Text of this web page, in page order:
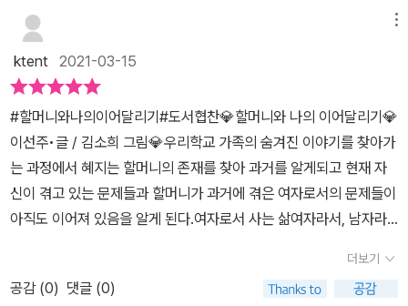
령에 툴툴대던 혜지는 결정적 단서를 발견하게 됩니다.유산 상속 전
문 변호사 사무실이 적힌 우편물 봉투! 하지만 할머니의 존재조차 몰
랐던 혜지는할머니 이름조차 모르니 변호사 사무실에 연락할 방법이
없어 막막하기만 한데요. 그래서 최선을 다해 있는 사실 그대로를 적
어 법률 사무실 대표 메일 주소로 메일을 보냅니다. 사실 저라도 이
상황이면메일을 보낸대도 무슨 내용을 어떻게 적어 보낼지정말 막막
했을 것 같더라고요.혜지의 메일을 보면서 와~ 어른이 봐도 감탄이
나올 정도로현재 자신이 처한 상황을 정말 잘 정리해 놓았더라고요.
이렇게 고군분투를 하느라저녁도 안 먹고 잠드는 바람에다음날 아침
하나의 사건이 시작됩니다.요즘은 초등학생 때부터 화장을 한다더니
혜지네 학교도 그런 모양입니다.눈썹을 그리지 않고 등교한 혜지를
으로 할머니에 대한 궁금증을 해결해 보려 하네요.​추리소설에 매력은
하나 둘 추리하며 알아가는 즐거움인데요.마치 추리소설처럼 할머니
에 대한 미스테리 풀어보려는 혜지를 따라가봅니다.가족에 비밀, 할
다고 했는지, 혜지는 용감하게 알아보게 된답니다. 할머니에 대한 일
을 적극적으로 알아보려는 혜지에 대해 궁금한 점들이 생겨나네요.할
머니에 대한 궁금증과 혜지에 학교생활이 번갈아 등장하는데, 혜지에
학교생활은 이해가지 않는 부분이 있죠.적극적인 혜지에 모습과는 다
르게준호의 말에 아무말도 못했던 혜지를 보면서 혜지에 내면도 무척
혜지만에 문제점을 마주하는 과정을 만나보면서우리 아이들에 숨겨
ktent 2021-03-15
#할머니와나의이어달리기#도서협찬💎할머니와 나의 이어달리기💎
이선주•글 / 김소희 그림💎우리학교 가족의 숨겨진 이야기를 찾아가
는 과정에서 혜지는 할머니의 존재를 찾아 과거를 알게되고 현재 자
신이 겪고 있는 문제들과 할머니가 과거에 겪은 여자로서의 문제들이
아직도 이어져 있음을 알게 된다.여자로서 사는 삶여자라서, 남자라
이야기 속에 어른들이 보고 느껴야 할 부분들이 많이 들어있는것 같
았다.여자답다, 남자답다가 아닌 나다움을 찾아가는 성장소설 #할머
더보기
공감 (0) 댓글 (0)